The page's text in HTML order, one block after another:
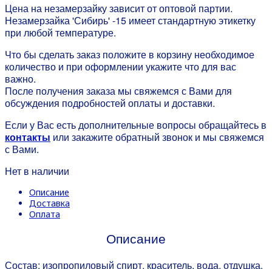
Цена на незамерзайку зависит от оптовой партии.
Незамерзайка 'Сибирь' -15 имеет стандартную этикетку
при любой температуре.
Что бы сделать заказ положите в корзину необходимое
количество и при оформлении укажите что для вас
важно.
После получения заказа мы свяжемся с Вами для
обсуждения подробностей оплаты и доставки.
Если у Вас есть дополнительные вопросы обращайтесь в
контакты или закажите обратный звонок и мы свяжемся
с Вами.
Нет в наличии
Описание
Доставка
Оплата
Описание
Состав: изопропиловый спирт, краситель, вода, отдушка.